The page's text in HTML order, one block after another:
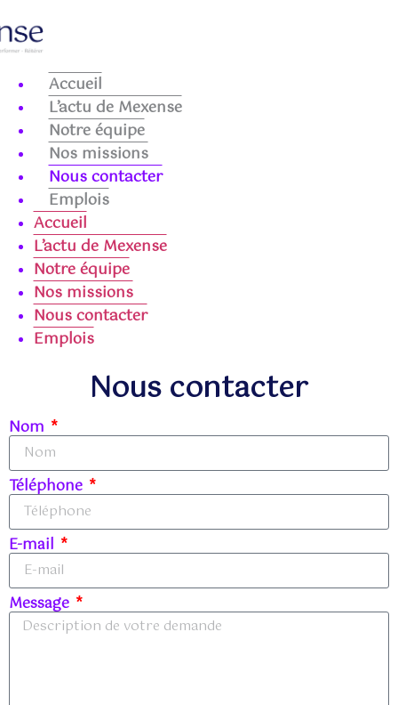
Accueil
L’actu de Mexense
Notre équipe
Nos missions
Nous contacter
Emplois
Accueil
L’actu de Mexense
Notre équipe
Nos missions
Nous contacter
Emplois
Nous contacter
Nom
Téléphone
E-mail
Message